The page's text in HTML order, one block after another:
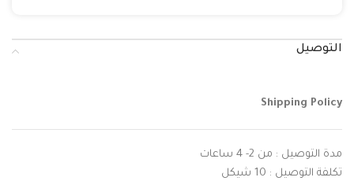
التوصيل
Shipping Policy
مدة التوصيل : من 2- 4 ساعات
تكلفة التوصيل : 10 شيكل